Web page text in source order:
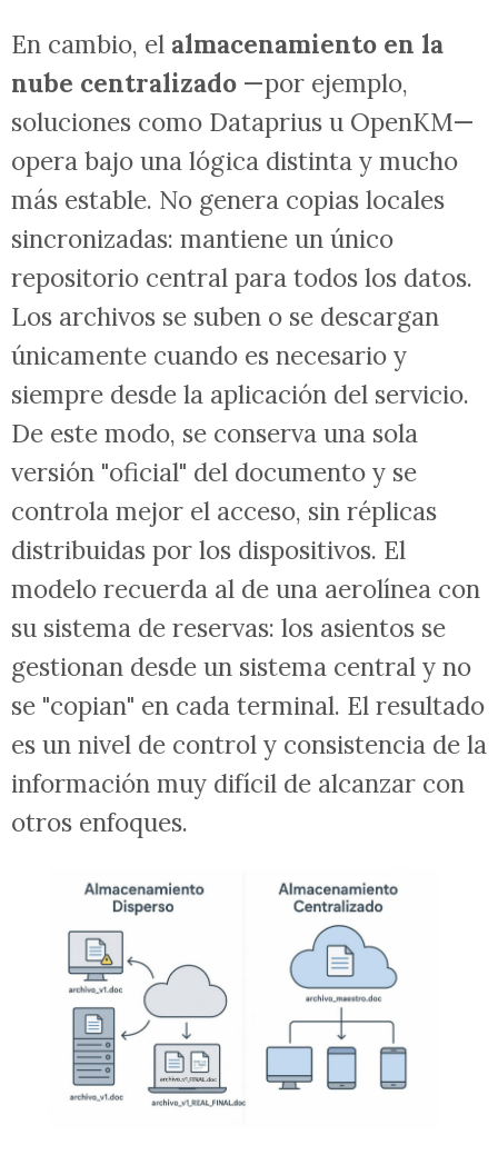
En cambio, el almacenamiento en la
nube centralizado —por ejemplo,
soluciones como Dataprius u OpenKM—
opera bajo una lógica distinta y mucho
más estable. No genera copias locales
sincronizadas: mantiene un único
repositorio central para todos los datos.
Los archivos se suben o se descargan
únicamente cuando es necesario y
siempre desde la aplicación del servicio.
De este modo, se conserva una sola
versión "oficial" del documento y se
controla mejor el acceso, sin réplicas
distribuidas por los dispositivos. El
modelo recuerda al de una aerolínea con
su sistema de reservas: los asientos se
gestionan desde un sistema central y no
se "copian" en cada terminal. El resultado
es un nivel de control y consistencia de la
información muy difícil de alcanzar con
otros enfoques.